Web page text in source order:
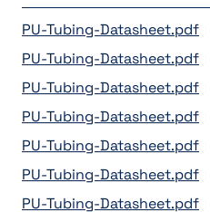
PU-Tubing-Datasheet.pdf
PU-Tubing-Datasheet.pdf
PU-Tubing-Datasheet.pdf
PU-Tubing-Datasheet.pdf
PU-Tubing-Datasheet.pdf
PU-Tubing-Datasheet.pdf
PU-Tubing-Datasheet.pdf